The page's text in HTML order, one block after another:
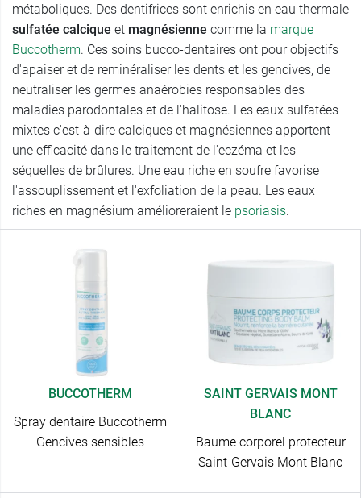
métaboliques. Des dentifrices sont enrichis en eau thermale
sulfatée calcique et magnésienne comme la marque
Buccotherm. Ces soins bucco-dentaires ont pour objectifs
d'apaiser et de reminéraliser les dents et les gencives, de
neutraliser les germes anaérobies responsables des
maladies parodontales et de l'halitose. Les eaux sulfatées
mixtes c'est-à-dire calciques et magnésiennes apportent
une efficacité dans le traitement de l'eczéma et les
séquelles de brûlures. Une eau riche en soufre favorise
l'assouplissement et l'exfoliation de la peau. Les eaux
riches en magnésium amélioreraient le psoriasis.
BUCCOTHERM
Spray dentaire Buccotherm
Gencives sensibles
SAINT GERVAIS MONT
BLANC
Baume corporel protecteur
Saint-Gervais Mont Blanc